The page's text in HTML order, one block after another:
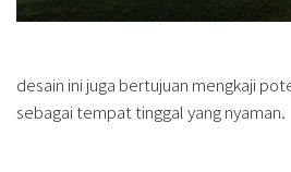
desain ini juga bertujuan mengkaji
sebagai tempat tinggal yang nyaman.